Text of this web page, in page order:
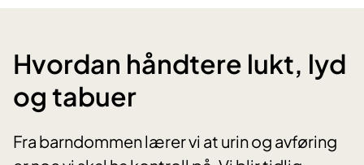
Hvordan håndtere lukt, lyd
og tabuer
Fra barndommen lærer vi at urin og avføring